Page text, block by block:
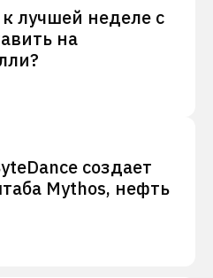
лучшей неделе с
на
создает
Mythos, нефть